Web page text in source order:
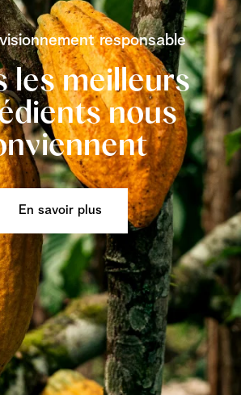
responsable
les meilleurs
nous
En savoir plus